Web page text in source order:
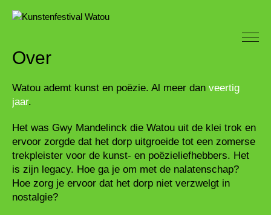
Over
Watou ademt kunst en poëzie. Al meer dan veertig
jaar.
Het was Gwy Mandelinck die Watou uit de klei trok en
ervoor zorgde dat het dorp uitgroeide tot een zomerse
trekpleister voor de kunst- en poëzieliefhebbers. Het
is zijn legacy. Hoe ga je om met de nalatenschap?
Hoe zorg je ervoor dat het dorp niet verzwelgt in
nostalgie?